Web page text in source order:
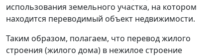
использования земельного участка, на котором
находится переводимый объект недвижимости.
Таким образом, полагаем, что перевод жилого
строения (жилого дома) в нежилое строение